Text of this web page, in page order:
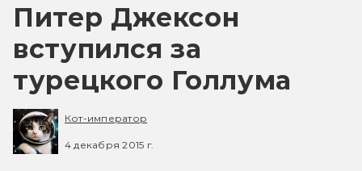
Питер Джексон
вступился за
турецкого Голлума
Кот-император
4 декабря 2015 г.